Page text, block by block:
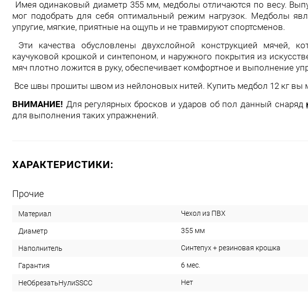
Имея одинаковый диаметр 355 мм, медболы отличаются по весу.
мог подобрать для себя оптимальный режим нагрузок. Медболы
упругие, мягкие, приятные на ощупь и не травмируют спортсменов.
Эти качества обусловлены двухслойной конструкцией мячей,
каучуковой крошкой и синтепоном, и наружного покрытия из
мяч плотно ложится в руку, обеспечивает комфортное и выполнение
Все швы прошиты швом из нейлоновых нитей. Купить медбол 12 кг вы
ВНИМАНИЕ! Для регулярных бросков и ударов об пол данный снаряд
для выполнения таких упражнений.
ХАРАКТЕРИСТИКИ:
Прочие
Материал Чехол из ПВХ
Диаметр 355 мм
Наполнитель Синтепух + резиновая крошка
Гарантия 6 мес.
НеОбрезатьНулиSSCC Нет